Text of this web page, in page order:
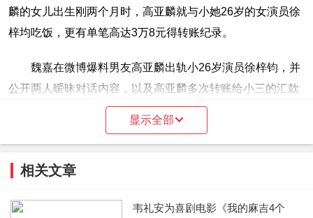
麟的女儿出生刚两个月时，高亚麟就与小她26岁的女演员徐
梓均吃饭，更有单笔高达3万8元得转账纪录。
魏嘉在微博爆料男友高亚麟出轨小26岁演员徐梓钧，并
公开两人暧昧对话内容，以及高亚麟多次转账给小三的汇款
纪录。 魏嘉更爆料某次遭施暴后，手骨断裂无法动弹，却遭
兽性大发的高亚麟性侵得逞；此外，怀孕五个月时还被掐脖
亚麟毫不怜香惜玉，反倒越打越狠，吓得她只好躲到饭店避
显示全部
相关文章
韦礼安为喜剧电影《我的麻吉4个